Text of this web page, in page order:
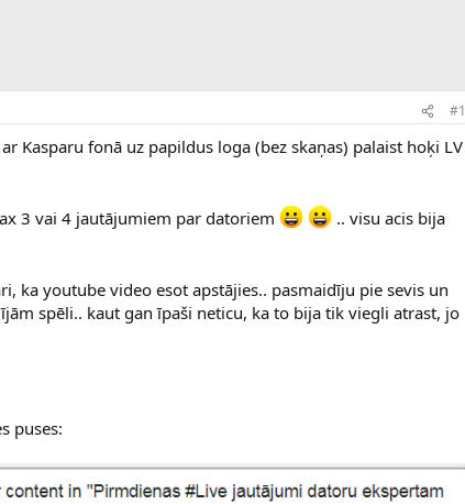
#1
Kasparu fonā uz papildus loga (bez skaņas) palaist hoķi LV
3 vai 4 jautājumiem par datoriem
.. visu acis bija
ka youtube video esot apstājies.. pasmaidīju pie sevis un
spēli.. kaut gan īpaši neticu, ka to bija tik viegli atrast, jo
puses: